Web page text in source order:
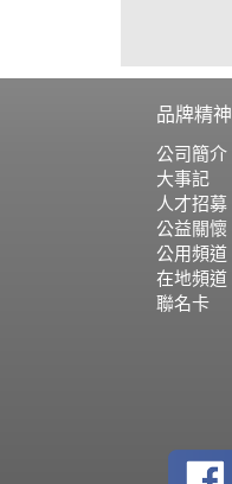
品牌精神
公司簡介
大事記
人才招募
公益關懷
公用頻道
在地頻道
聯名卡